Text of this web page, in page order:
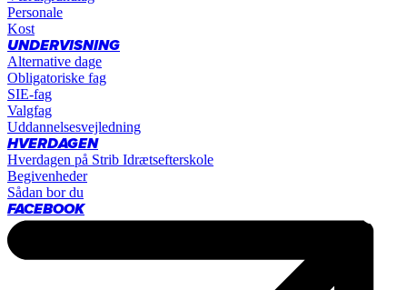
Personale
Kost
UNDERVISNING
Alternative dage
Obligatoriske fag
SIE-fag
Valgfag
Uddannelsesvejledning
HVERDAGEN
Hverdagen på Strib Idrætsefterskole
Begivenheder
Sådan bor du
FACEBOOK